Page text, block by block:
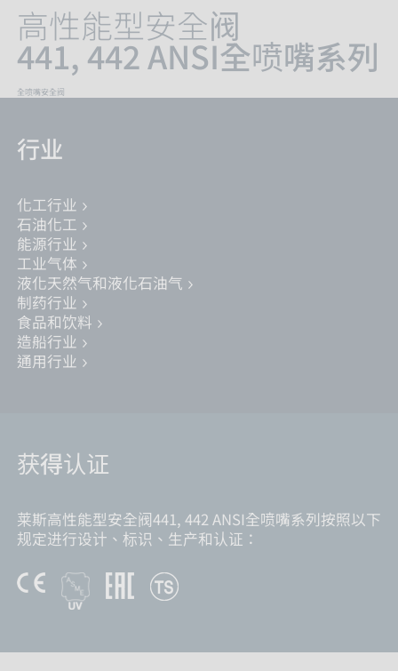
高性能型安全阀
441, 442 ANSI全喷嘴系列
全喷嘴安全阀
行业
化工行业
石油化工
能源行业
工业气体
液化天然气和液化石油气
制药行业
食品和饮料
造船行业
通用行业
获得认证
莱斯高性能型安全阀441, 442 ANSI全喷嘴系列按照以下
规定进行设计、标识、生产和认证：